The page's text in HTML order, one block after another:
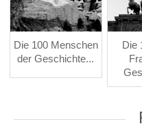
Die 100 Menschen
der Geschichte...
Die